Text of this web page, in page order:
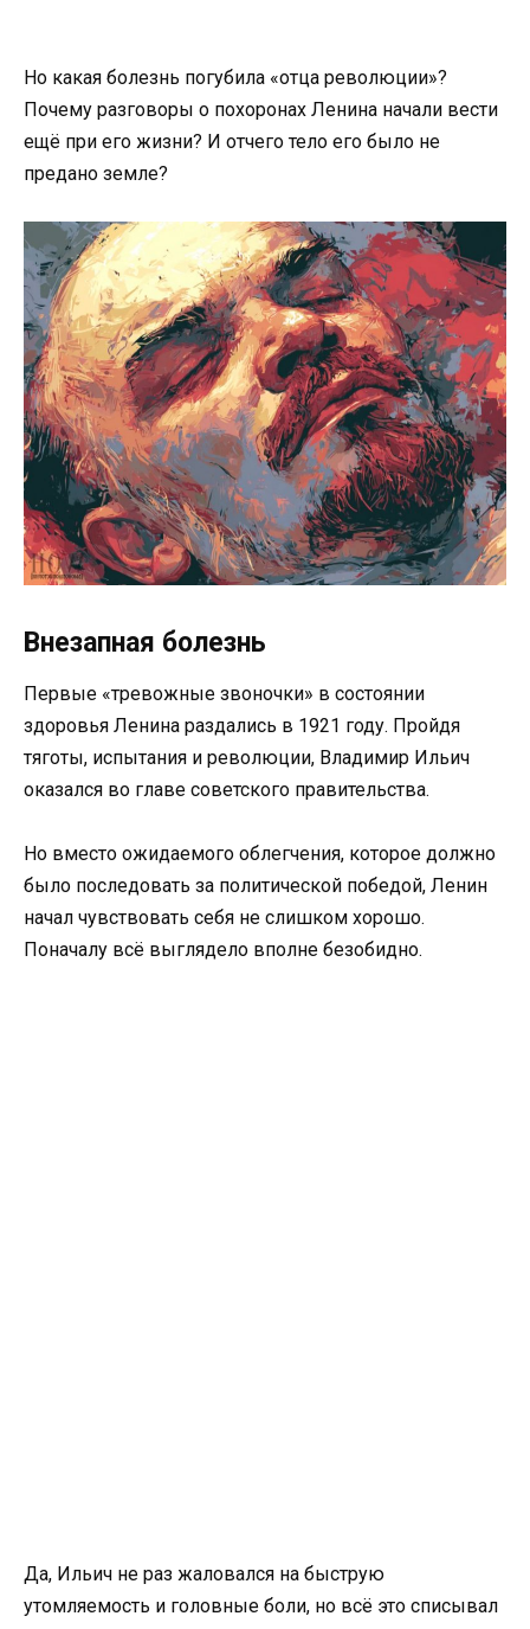
Но какая болезнь погубила «отца революции»?
Почему разговоры о похоронах Ленина начали вести
ещё при его жизни? И отчего тело его было не
предано земле?
Внезапная болезнь
Первые «тревожные звоночки» в состоянии
здоровья Ленина раздались в 1921 году. Пройдя
тяготы, испытания и революции, Владимир Ильич
оказался во главе советского правительства.
Но вместо ожидаемого облегчения, которое должно
было последовать за политической победой, Ленин
начал чувствовать себя не слишком хорошо.
Поначалу всё выглядело вполне безобидно.
Да, Ильич не раз жаловался на быструю
утомляемость и головные боли, но всё это списывал